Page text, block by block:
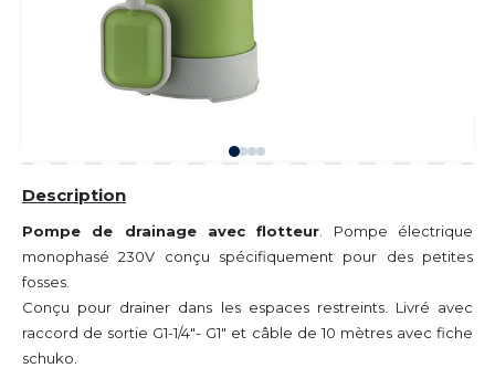
Description
Pompe de drainage avec flotteur . Pompe électrique
monophasé 230V conçu spécifiquement pour des petites
fosses.
Conçu pour drainer dans les espaces restreints. Livré avec
raccord de sortie G1-1/4"- G1" et câble de 10 mètres avec fiche
schuko.